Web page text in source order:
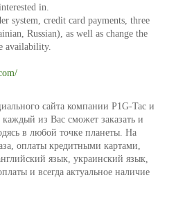
in.
system, credit card payments, three
Russian), as well as change the
availability.
сайта компании P1G-Tac и
из Вас сможет заказать и
в любой точке планеты. На
оплаты кредитными картами,
язык, украинский язык,
и всегда актуальное наличие